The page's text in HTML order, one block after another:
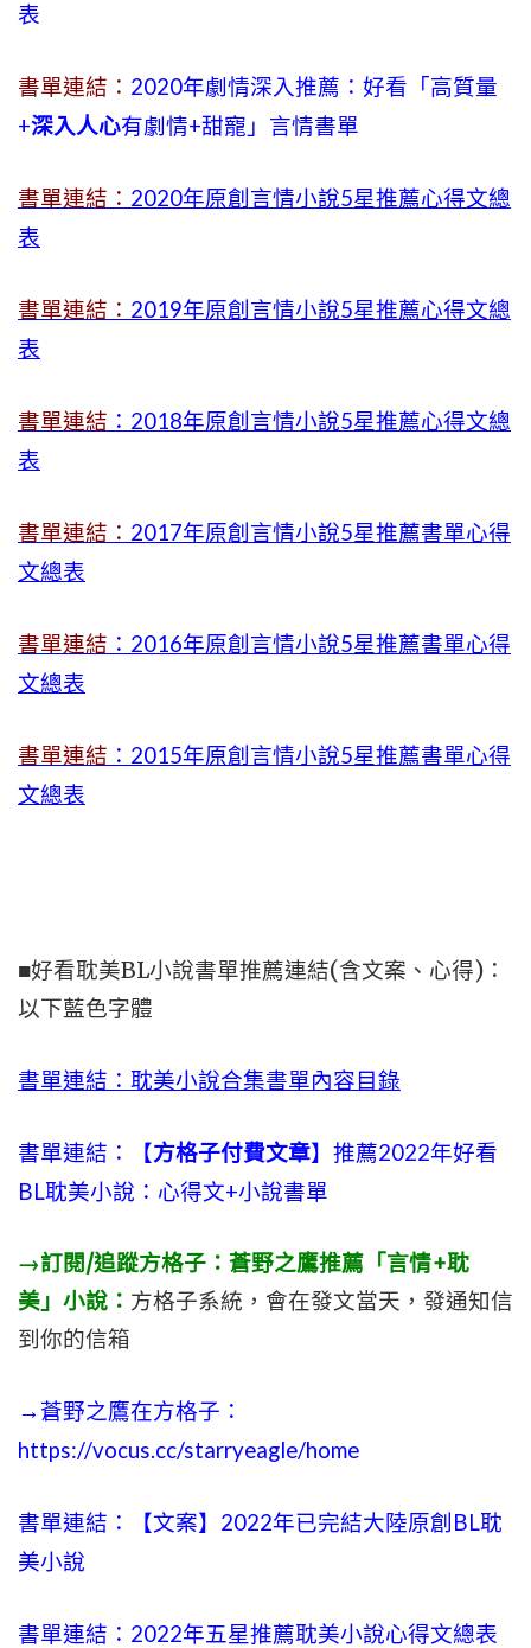
表
書單連結： 2020年劇情深入推薦：好看「高質量
+深入人心有劇情+甜寵」言情書單
書單連結： 2020年原創言情小說5星推薦心得文總
表
書單連結： 2019年原創言情小說5星推薦心得文總
表
書單連結 ：2018年原創言情小說5星推薦心得文總
表
書單連結： 2017年原創言情小說5星推薦書單心得
文總表
書單連結 ：2016年原創言情小說5星推薦書單心得
文總表
書單連結 ：2015年原創言情小說5星推薦書單心得
文總表
■好看耽美BL小說書單推薦連結(含文案、心得)：
以下藍色字體
書單連結：耽美小說合集書單內容目錄
書單連結：【方格子付費文章】推薦2022年好看
BL耽美小說：心得文+小說書單
→訂閱/追蹤方格子：蒼野之鷹推薦「言情+耽
美」小說： 方格子系統，會在發文當天，發通知信
到你的信箱
→蒼野之鷹在方格子：
https://vocus.cc/starryeagle/home
書單連結：【文案】2022年已完結大陸原創BL耽
美小說
書單連結：2022年五星推薦耽美小說心得文總表